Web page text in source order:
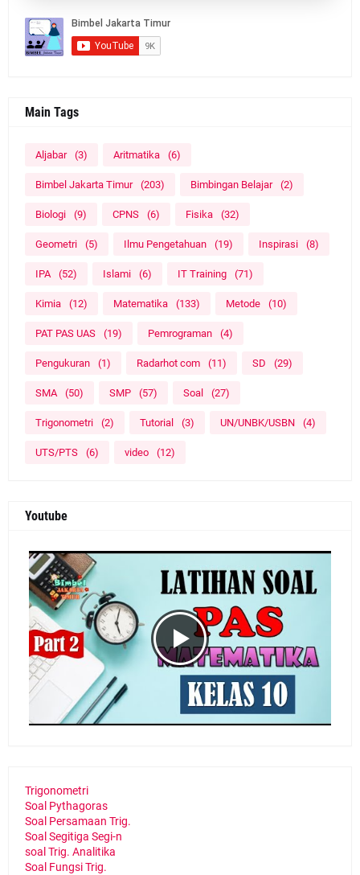
Main Tags
Aljabar (3) Aritmatika (6)
Bimbel Jakarta Timur (203) Bimbingan Belajar (2)
Biologi (9) CPNS (6) Fisika (32)
Geometri (5) Ilmu Pengetahuan (19) Inspirasi (8)
IPA (52) Islami (6) IT Training (71)
Kimia (12) Matematika (133) Metode (10)
PAT PAS UAS (19) Pemrograman (4)
Pengukuran (1) Radarhot com (11) SD (29)
SMA (50) SMP (57) Soal (27)
Trigonometri (2) Tutorial (3) UN/UNBK/USBN (4)
UTS/PTS (6) video (12)
Youtube
Trigonometri
Soal Pythagoras
Soal Persamaan Trig.
Soal Segitiga Segi-n
soal Trig. Analitika
Soal Fungsi Trig.